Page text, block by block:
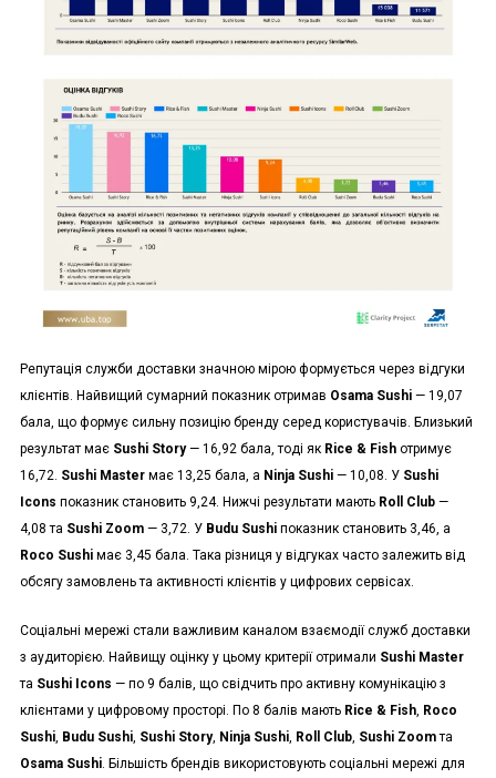
Репутація служби доставки значною мірою формується через відгуки
клієнтів. Найвищий сумарний показник отримав Osama Sushi— 19,07
бала, що формує сильну позицію бренду серед користувачів. Близький
результат має Sushi Story— 16,92 бала, тоді як Rice & Fishотримує
16,72. Sushi Masterмає 13,25 бала, а Ninja Sushi— 10,08. У Sushi
Icons показник становить 9,24. Нижчі результати мають Roll Club—
4,08 та Sushi Zoom— 3,72. У Budu Sushiпоказник становить 3,46, а
Roco Sushiмає 3,45 бала. Така різниця у відгуках часто залежить від
обсягу замовлень та активності клієнтів у цифрових сервісах.
Соціальні мережі стали важливим каналом взаємодії служб доставки
з аудиторією. Найвищу оцінку у цьому критерії отримали Sushi Master
та Sushi Icons — по 9 балів, що свідчить про активну комунікацію з
клієнтами у цифровому просторі. По 8 балів мають Rice & Fish, Roco
Sushi, Budu Sushi, Sushi Story, Ninja Sushi, Roll Club, Sushi Zoomта
Osama Sushi. Більшість брендів використовують соціальні мережі для